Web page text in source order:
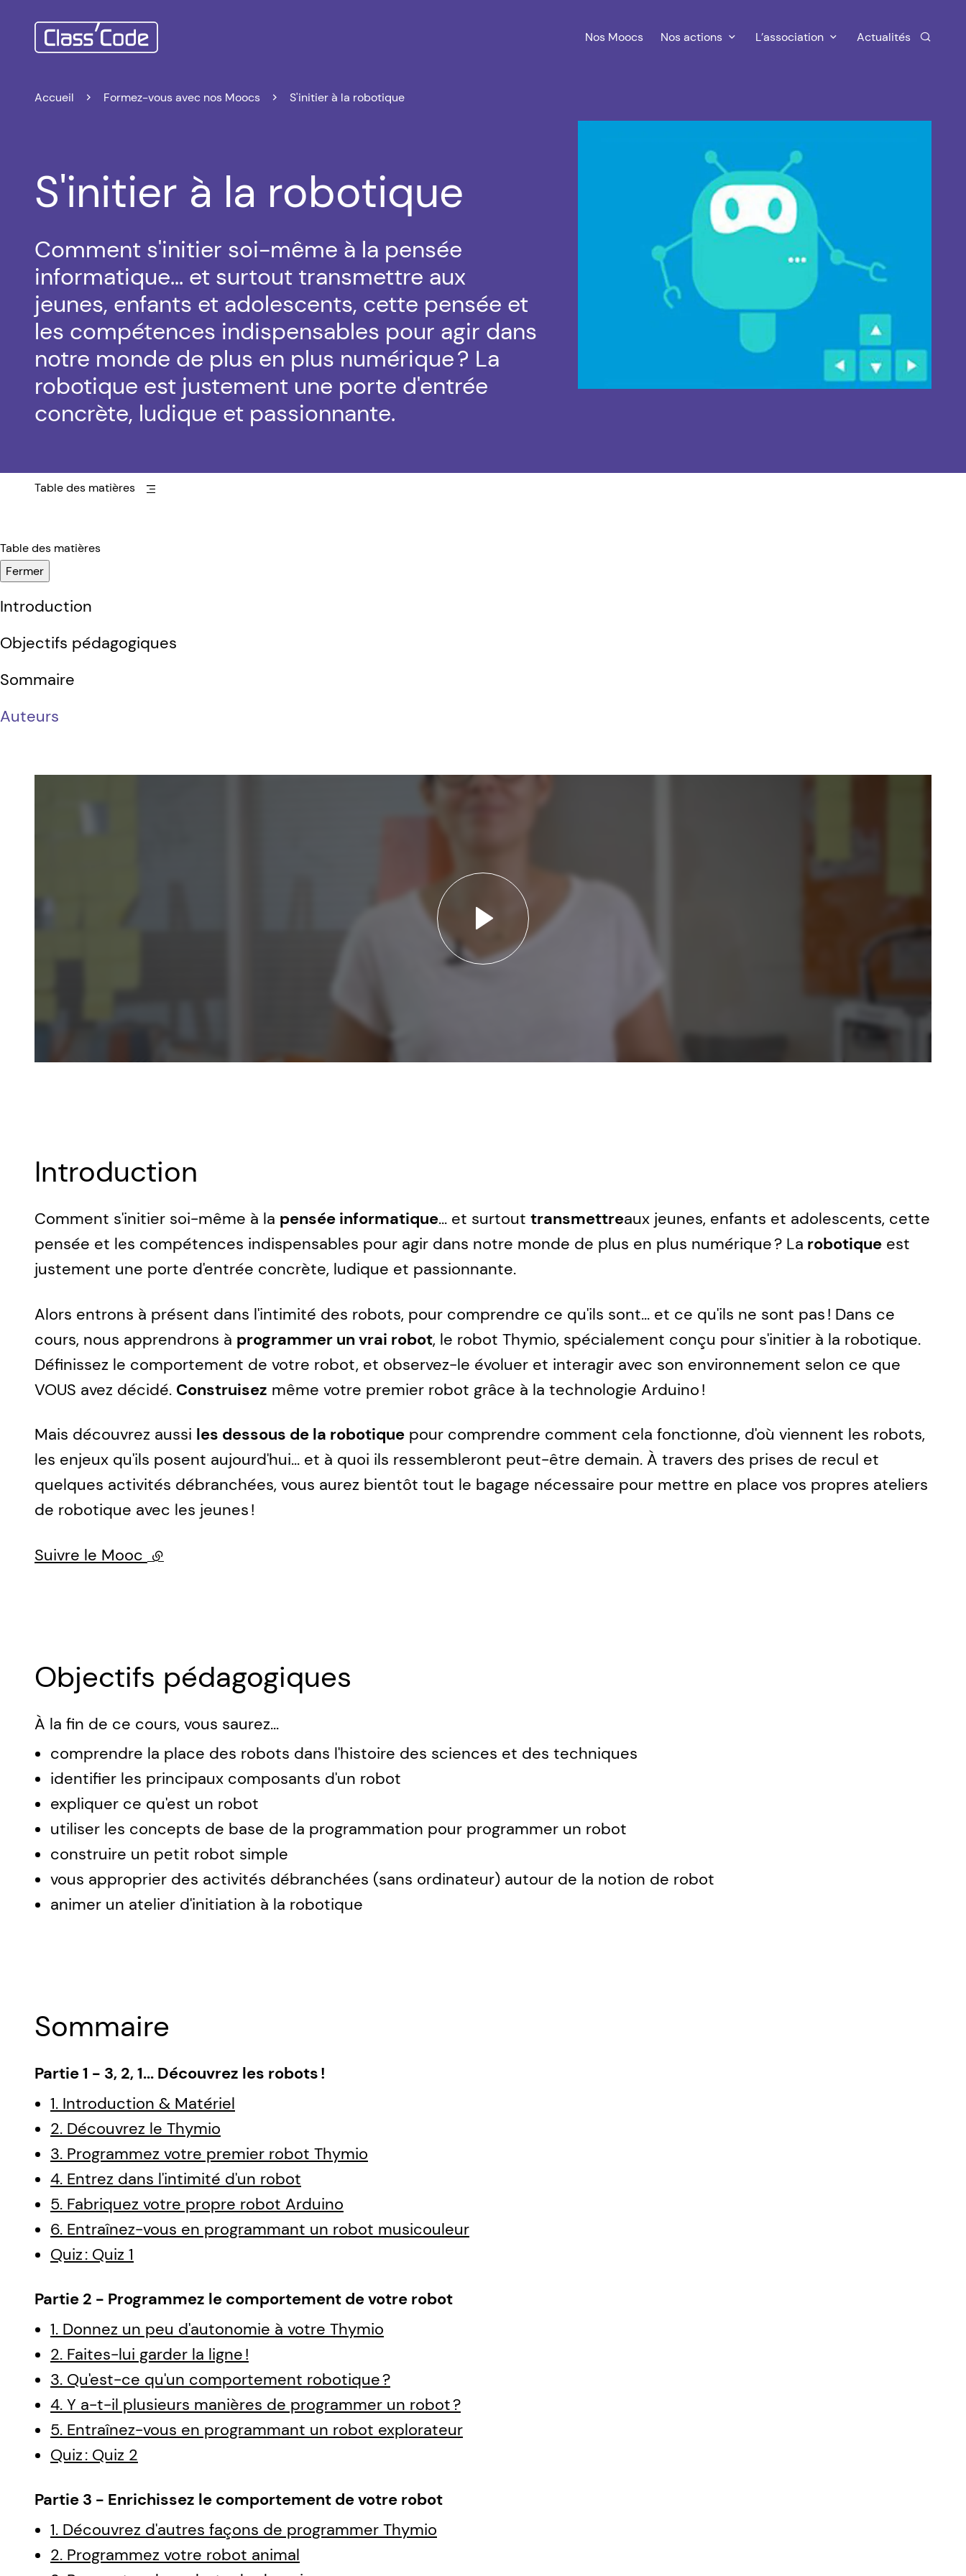
Nos Moocs Nos actions L’association Actualités
Accueil Formez-vous avec nos Moocs S'initier à la robotique
S'initier à la robotique
‌Comment s'initier soi-même à la pensée
informatique... et surtout transmettre aux
jeunes, enfants et adolescents, cette pensée et
les compétences indispensables pour agir dans
notre monde de plus en plus numérique ? La
robotique est justement une porte d'entrée
concrète, ludique et passionnante.
Table des matières
Table des matières
Fermer
Introduction
Objectifs pédagogiques
Sommaire
Auteurs
Lancer la vidéo - Video
Introduction
Comment s'initier soi-même à la pensée informatique... et surtout transmettreaux jeunes, enfants et adolescents, cette
pensée et les compétences indispensables pour agir dans notre monde de plus en plus numérique ? La robotique est
justement une porte d'entrée concrète, ludique et passionnante.
Alors entrons à présent dans l'intimité des robots, pour comprendre ce qu'ils sont... et ce qu'ils ne sont pas ! Dans ce
cours, nous apprendrons à programmer un vrai robot, le robot Thymio, spécialement conçu pour s'initier à la robotique.
Définissez le comportement de votre robot, et observez-le évoluer et interagir avec son environnement selon ce que
VOUS avez décidé. Construisez même votre premier robot grâce à la technologie Arduino !
Mais découvrez aussi les dessous de la robotique pour comprendre comment cela fonctionne, d'où viennent les robots,
les enjeux qu'ils posent aujourd'hui... et à quoi ils ressembleront peut-être demain. À travers des prises de recul et
quelques activités débranchées, vous aurez bientôt tout le bagage nécessaire pour mettre en place vos propres ateliers
de robotique avec les jeunes !
Suivre le Mooc (lien externe)
Objectifs pédagogiques
À la fin de ce cours, vous saurez...
comprendre la place des robots dans l'histoire des sciences et des techniques
identifier les principaux composants d'un robot
expliquer ce qu'est un robot
utiliser les concepts de base de la programmation pour programmer un robot
construire un petit robot simple
vous approprier des activités débranchées (sans ordinateur) autour de la notion de robot
animer un atelier d'initiation à la robotique
Sommaire
Partie 1 - 3, 2, 1... Découvrez les robots !
1. Introduction & Matériel
2. Découvrez le Thymio
3. Programmez votre premier robot Thymio
4. Entrez dans l'intimité d'un robot
5. Fabriquez votre propre robot Arduino
6. Entraînez-vous en programmant un robot musicouleur
Quiz : Quiz 1
Partie 2 - Programmez le comportement de votre robot
1. Donnez un peu d'autonomie à votre Thymio
2. Faites-lui garder la ligne !
3. Qu'est-ce qu'un comportement robotique ?
4. Y a-t-il plusieurs manières de programmer un robot ?
5. Entraînez-vous en programmant un robot explorateur
Quiz : Quiz 2
Partie 3 - Enrichissez le comportement de votre robot
1. Découvrez d'autres façons de programmer Thymio
2. Programmez votre robot animal